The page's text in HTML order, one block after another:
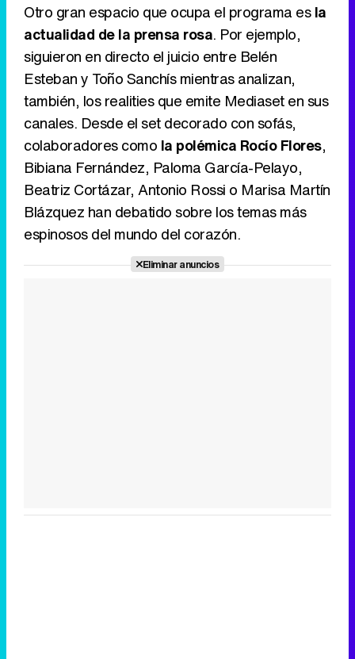
Otro gran espacio que ocupa el programa esla
actualidad de la prensa rosa. Por ejemplo,
siguieron en directo el juicio entre Belén
Esteban y Toño Sanchís mientras analizan,
también, los realities que emite Mediaset en sus
canales. Desde el set decorado con sofás,
colaboradores como la polémica Rocío Flores,
Bibiana Fernández, Paloma García-Pelayo,
Beatriz Cortázar, Antonio Rossi o Marisa Martín
Blázquez han debatido sobre los temas más
espinosos del mundo del corazón.
Eliminar anuncios